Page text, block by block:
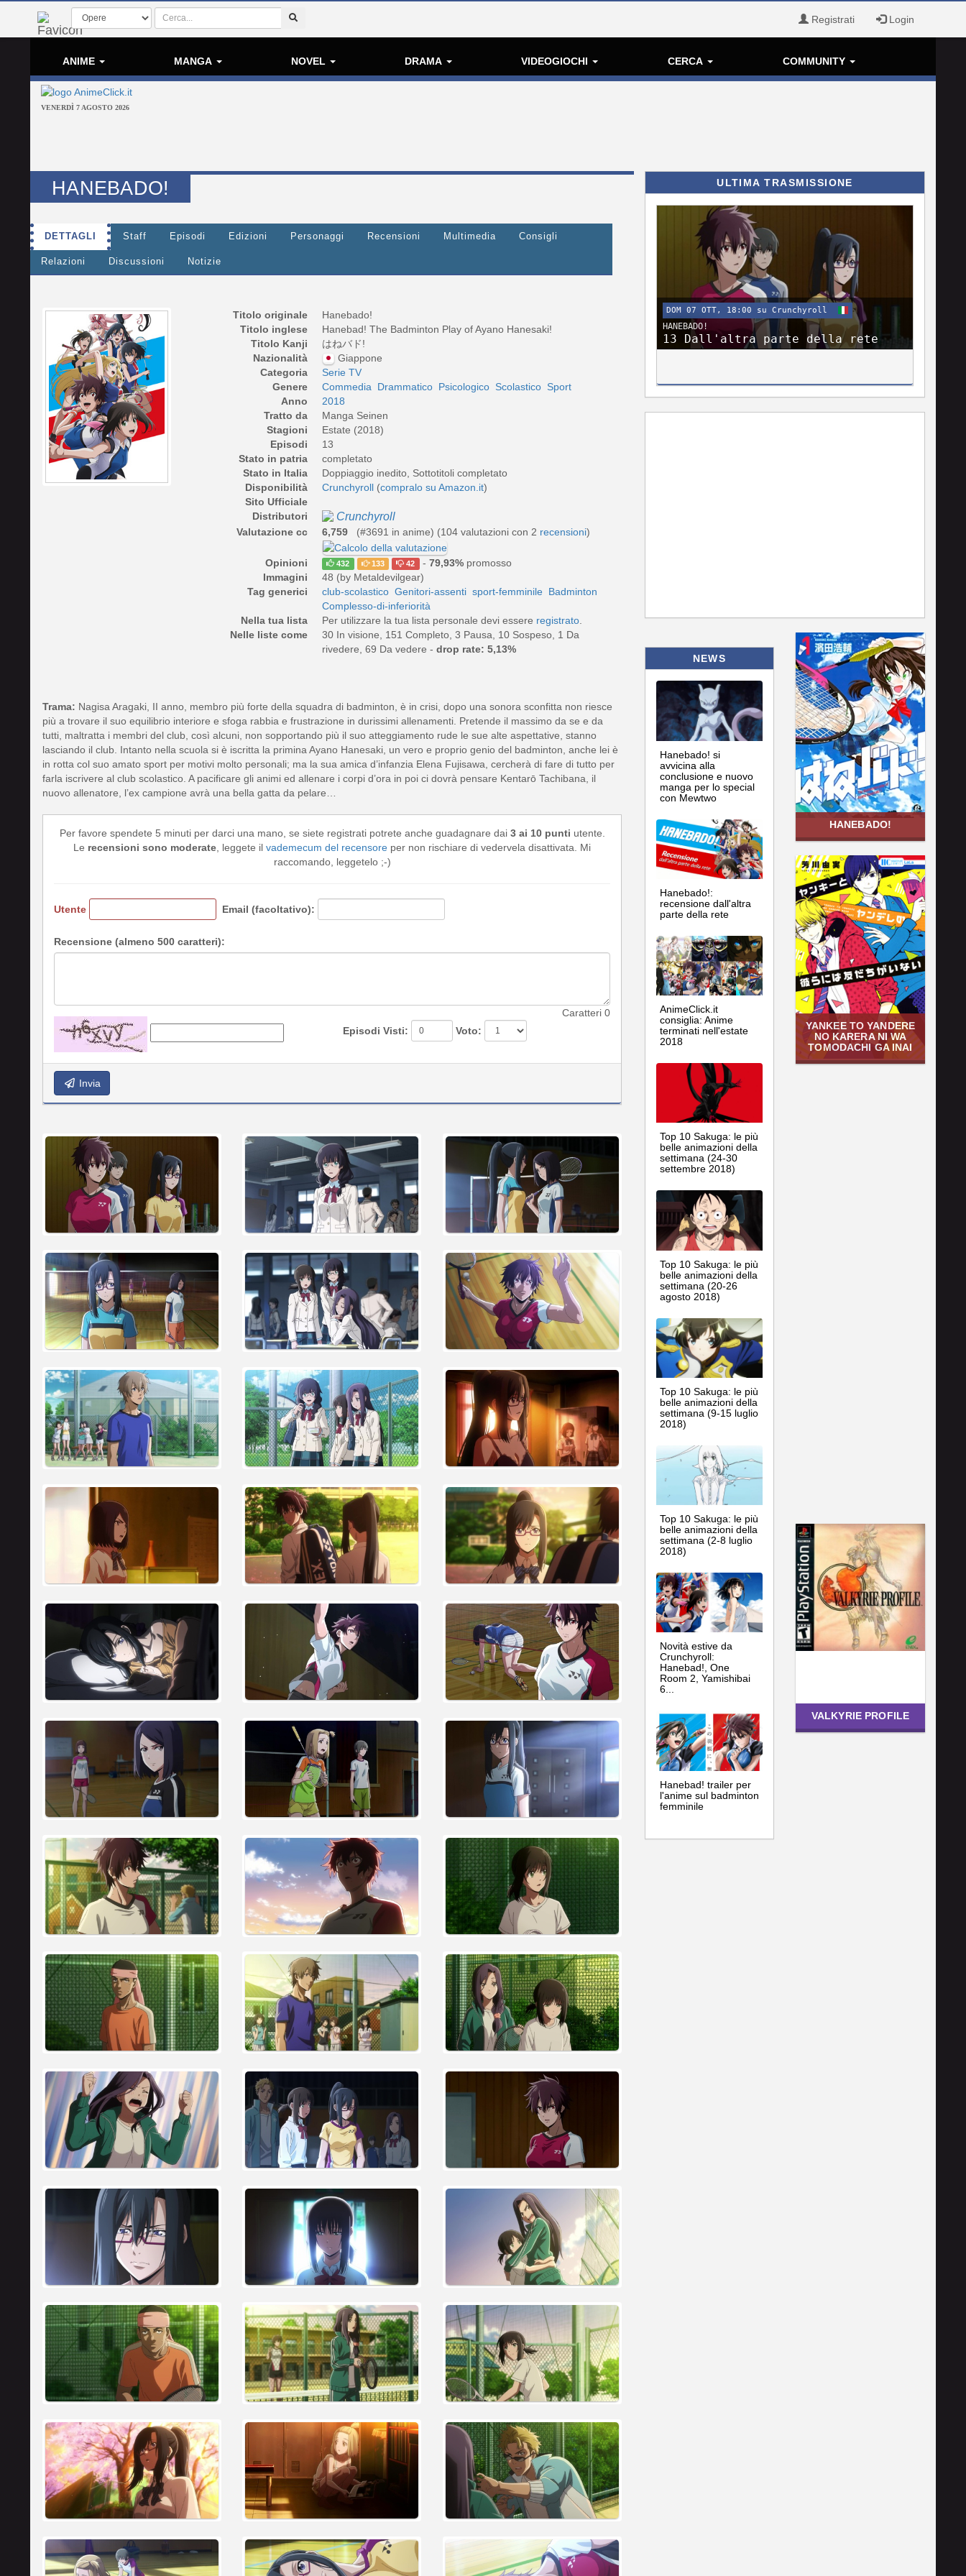
Registrati Login
ANIME MANGA NOVEL DRAMA VIDEOGIOCHI CERCA COMMUNITY
VENERDÌ 7 AGOSTO 2026
HANEBADO!
DETTAGLI Staff Episodi Edizioni Personaggi Recensioni Multimedia Consigli
Relazioni Discussioni Notizie
Titolo originale
Hanebado!
Titolo inglese
Hanebad! The Badminton Play of Ayano Hanesaki!
Titolo Kanji
はねバド!
Nazionalità
Giappone
Categoria
Serie TV
Genere
Commedia Drammatico Psicologico Scolastico Sport
Anno
2018
Tratto da
Manga Seinen
Stagioni
Estate (2018)
Episodi
13
Stato in patria
completato
Stato in Italia
Doppiaggio inedito, Sottotitoli completato
Disponibilità
Crunchyroll (compralo su Amazon.it)
Sito Ufficiale
Distributori
Crunchyroll
Valutazione cc 6,759 (#3691 in anime) (104 valutazioni con 2 recensioni)
Opinioni 432 133 42 - 79,93%promosso
Immagini
48 (by Metaldevilgear)
Tag generici
club-scolastico Genitori-assenti sport-femminile Badminton
Complesso-di-inferiorità
Nella tua lista
Per utilizzare la tua lista personale devi essere registrato
Nelle liste come
30 In visione, 151 Completo, 3 Pausa, 10 Sospeso, 1 Da
rivedere, 69 Da vedere - drop rate: 5,13%
Trama: Nagisa Aragaki, II anno, membro più forte della squadra di badminton, è in crisi, dopo una sonora sconfitta non riesce
più a trovare il suo equilibrio interiore e sfoga rabbia e frustrazione in durissimi allenamenti. Pretende il massimo da se e da
tutti, maltratta i membri del club, così alcuni, non sopportando più il suo atteggiamento rude le sue alte aspettative, stanno
lasciando il club. Intanto nella scuola si è iscritta la primina Ayano Hanesaki, un vero e proprio genio del badminton, anche lei è
in rotta col suo amato sport per motivi molto personali; ma la sua amica d’infanzia Elena Fujisawa, cercherà di fare di tutto per
farla iscrivere al club scolastico. A pacificare gli animi ed allenare i corpi d’ora in poi ci dovrà pensare Kentarō Tachibana, il
nuovo allenatore, l’ex campione avrà una bella gatta da pelare…
Per favore spendete 5 minuti per darci una mano, se siete registrati potrete anche guadagnare dai 3 ai 10 punti utente.
Le recensioni sono moderate , leggete il vademecum del recensore per non rischiare di vedervela disattivata. Mi
raccomando, leggetelo ;-)
Utente Email (facoltativo):
Recensione (almeno 500 caratteri):
Caratteri 0
Episodi Visti:
Voto:
Invia
ULTIMA TRASMISSIONE
DOM 07 OTT, 18:00 su Crunchyroll
HANEBADO!
13 Dall'altra parte della rete
NEWS
Hanebado! si
avvicina alla
conclusione e nuovo
manga per lo special
con Mewtwo
Hanebado!:
recensione dall'altra
parte della rete
AnimeClick.it
consiglia: Anime
terminati nell'estate
2018
Top 10 Sakuga: le più
belle animazioni della
settimana (24-30
settembre 2018)
Top 10 Sakuga: le più
belle animazioni della
settimana (20-26
agosto 2018)
Top 10 Sakuga: le più
belle animazioni della
settimana (9-15 luglio
2018)
Top 10 Sakuga: le più
belle animazioni della
settimana (2-8 luglio
2018)
Novità estive da
Crunchyroll:
Hanebad!, One
Room 2, Yamishibai
6...
Hanebad! trailer per
l'anime sul badminton
femminile
HANEBADO!
YANKEE TO YANDERE
NO KARERA NI WA
TOMODACHI GA INAI
VALKYRIE PROFILE